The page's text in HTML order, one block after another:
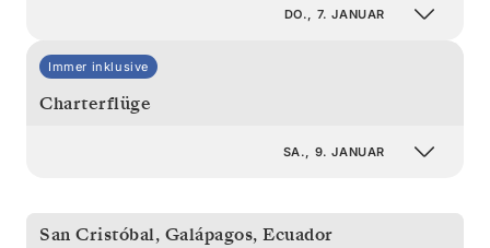
DO., 7. JANUAR
Immer inklusive
Charterflüge
SA., 9. JANUAR
San Cristóbal, Galápagos, Ecuador